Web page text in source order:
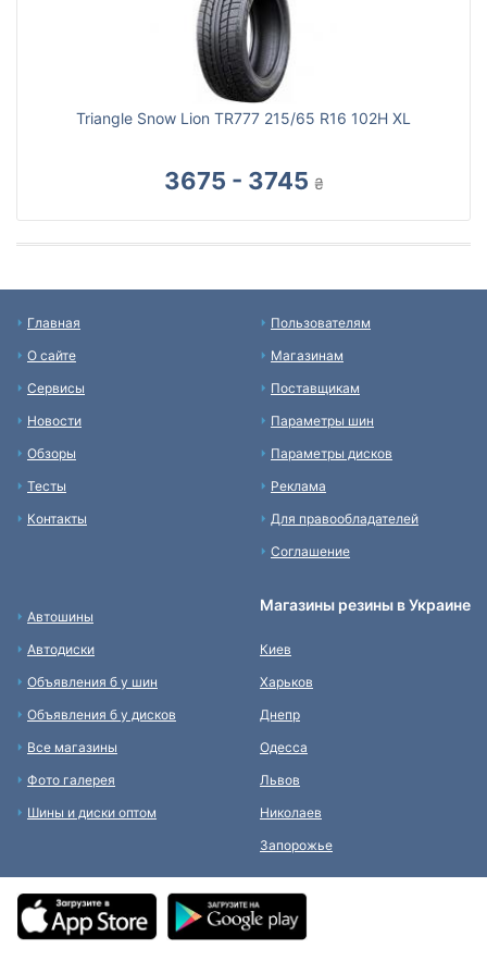
Triangle Snow Lion TR777 215/65 R16 102H XL
3675 - 3745 ₴
Главная
О сайте
Сервисы
Новости
Обзоры
Тесты
Контакты
Пользователям
Магазинам
Поставщикам
Параметры шин
Параметры дисков
Реклама
Для правообладателей
Соглашение
Автошины
Автодиски
Объявления б у шин
Объявления б у дисков
Все магазины
Фото галерея
Шины и диски оптом
Магазины резины в Украине
Киев
Харьков
Днепр
Одесса
Львов
Николаев
Запорожье